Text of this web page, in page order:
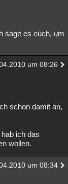
sage es euch, um
um 08:26
schon damit an,
ich das
wollen.
um 08:34